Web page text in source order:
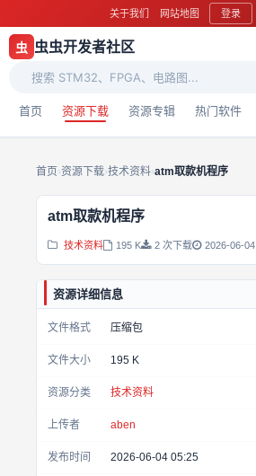
关于我们 网站地图 登录
虫 虫虫开发者社区
首页 资源下载 资源专辑 热门软件
首页›资源下载›技术资料›atm取款机程序
atm取款机程序
技术资料 195 K 2 次下载 2026-06-04
资源详细信息
文件格式 压缩包
文件大小 195 K
资源分类 技术资料
上传者 aben
发布时间 2026-06-04 05:25